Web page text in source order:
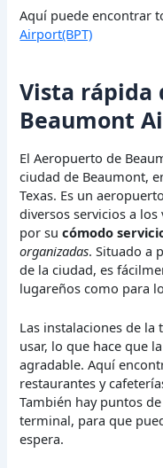
Aquí puede encontrar
Airport(BPT)
Vista rápida
Beaumont
El Aeropuerto de
ciudad de Beaumont,
Texas. Es un
diversos servicios a
por sucómodo
organizadas. Situado a
de la ciudad, es
lugareños como para
Las instalaciones de
usar, lo que hace que
agradable. Aquí
restaurantes y
También hay puntos
terminal, para que
espera.